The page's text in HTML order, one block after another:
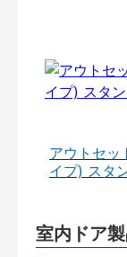
アウトセッ
イプ) スタ
室内ドア